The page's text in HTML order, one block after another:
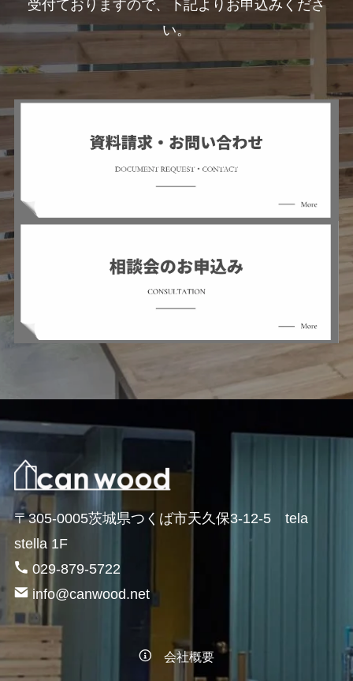
受付ておりますので、下記よりお申込みくださ
い。
〒305-0005茨城県つくば市天久保3-12-5 tela
stella 1F
029-879-5722
info@canwood.net
会社概要